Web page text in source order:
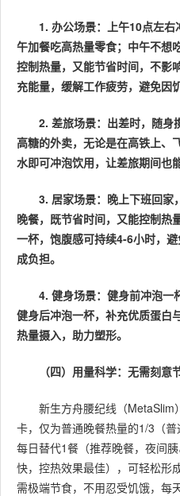
1. 办公场景：上午10点左
午加餐吃高热量零食；中午不想
控制热量，又能节省时间，不影
充能量，缓解工作疲劳，避免因
2. 差旅场景：出差时，随身
高糖的外卖，无论是在高铁上、
水即可冲泡饮用，让差旅期间也
3. 居家场景：晚上下班回家
晚餐，既节省时间，又能控制热
一杯，饱腹感可持续4-6小时，
成负担。
4. 健身场景：健身前冲泡一
健身后冲泡一杯，补充优质蛋白
热量摄入，助力塑形。
（四）用量科学：无需刻
新生方舟腰纪线（
卡，仅为普通晚餐热量的1/3（普
每日替代1餐（推荐晚餐，夜间
快，控热效果最佳），可轻松形
需极端节食，不用忍受饥饿，